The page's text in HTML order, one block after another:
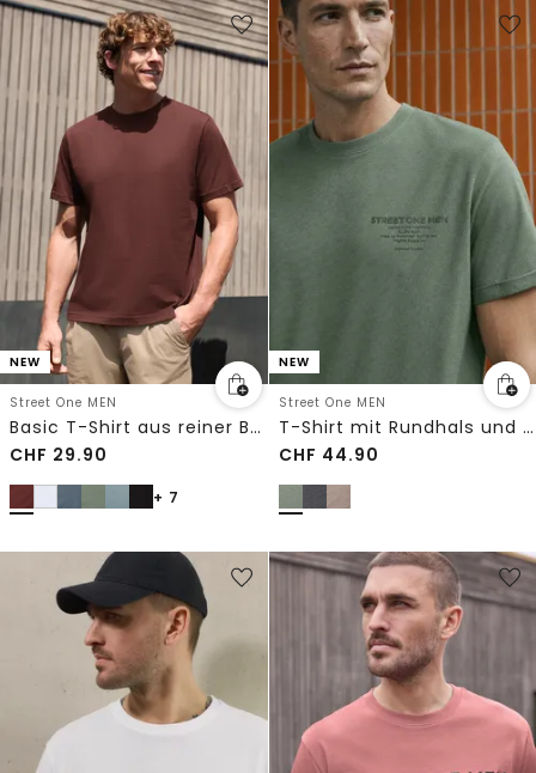
NEW
Street One MEN
Basic T-Shirt aus reiner Baumwolle
CHF 29.90
+ 7
NEW
Street One MEN
T-Shirt mit Rundhals und Chestprint
CHF 44.90